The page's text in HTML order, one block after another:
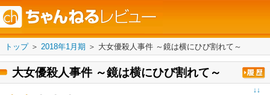
トップ＞ 2018年1月期 ＞ 大女優殺人事件 ～鏡は横にひび割れて～
大女優殺人事件 ～鏡は横にひび割れて～
↓↓